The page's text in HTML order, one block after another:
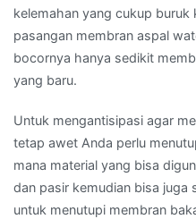
kelemahan yang cukup
pasangan membran aspal
bocornya hanya sedikit
yang baru.
Untuk mengantisipasi agar
tetap awet Anda perlu
mana material yang bisa
dan pasir kemudian bisa juga
untuk menutupi membran